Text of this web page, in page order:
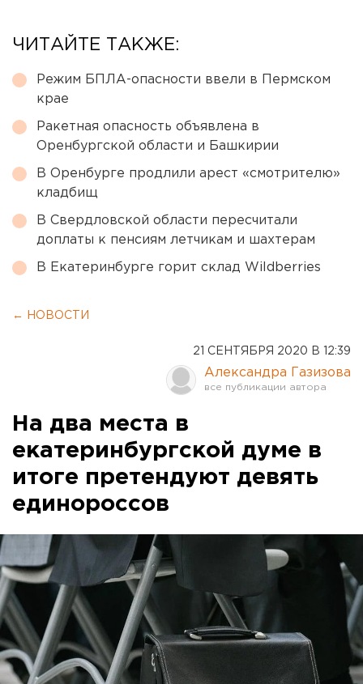
ЧИТАЙТЕ ТАКЖЕ:
Режим БПЛА-опасности ввели в Пермском
крае
Ракетная опасность объявлена в
Оренбургской области и Башкирии
В Оренбурге продлили арест «смотрителю»
кладбищ
В Свердловской области пересчитали
доплаты к пенсиям летчикам и шахтерам
В Екатеринбурге горит склад Wildberries
← НОВОСТИ
21 СЕНТЯБРЯ 2020 В 12:39
Александра Газизова
На два места в
екатеринбургской думе в
итоге претендуют девять
единороссов